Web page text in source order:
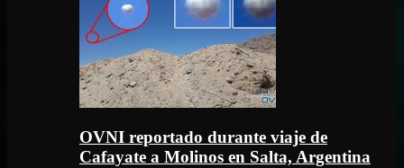
OVNI reportado durante viaje de
Cafayate a Molinos en Salta, Argentina